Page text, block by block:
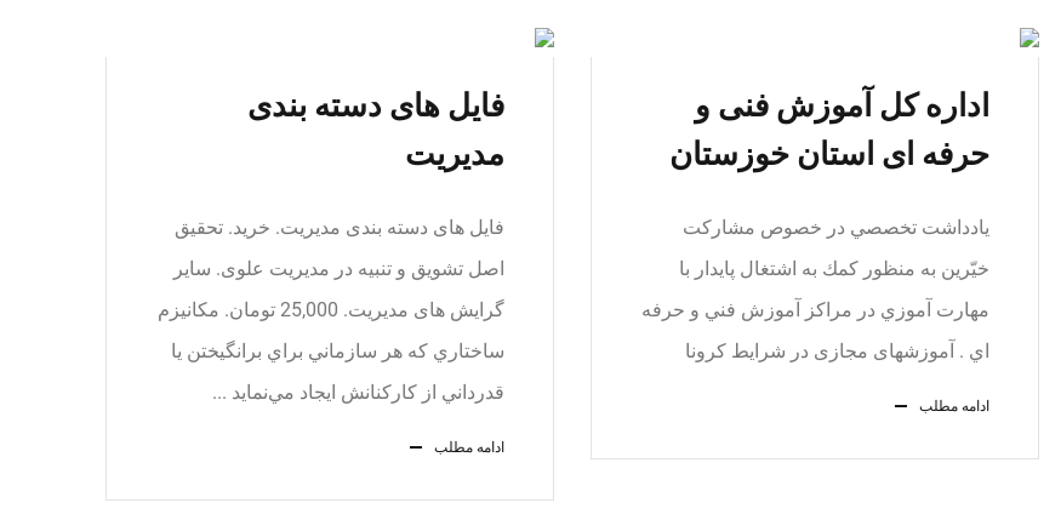
اداره کل آموزش فنی و
حرفه ای استان خوزستان
يادداشت تخصصي در خصوص مشاركت
خيّرين به منظور كمك به اشتغال پايدار با
مهارت آموزي در مراكز آموزش فني و حرفه
اي . آموزشهای مجازی در شرایط کرونا
ادامه مطلب
فایل های دسته بندی
مدیریت
فایل های دسته بندی مدیریت. خرید. تحقیق
اصل تشویق و تنبیه در مدیریت علوی. سایر
گرایش های مدیریت. 25,000 تومان. مكانيزم
ساختاري كه هر سازماني براي برانگيختن يا
قدرداني از كاركنانش ايجاد مي‌نمايد ...
ادامه مطلب